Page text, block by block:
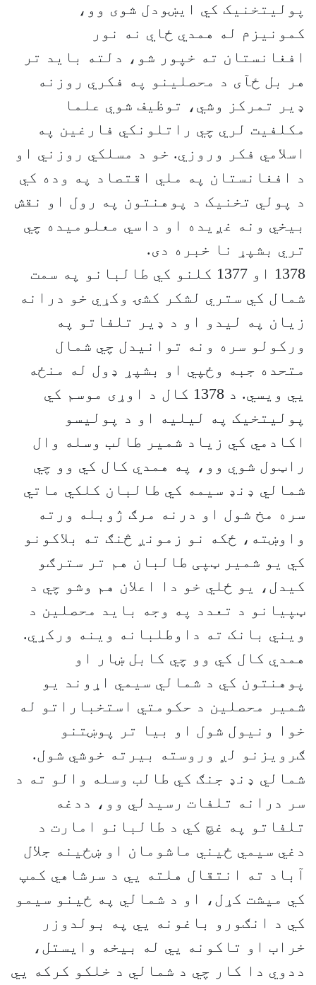
پولیتخنیک کي ایښودل شوی وو،
کمونیزم له همدي ځاي نه نور
افغانستان ته خپور شو، دلته باید تر
هر بل ځآی د محصلینو په فکري روزنه
ډیر تمرکز وشي، توظیف شوي علما
مکلفیت لري چي راتلونکي فارغین په
اسلامي فکر وروزي. خو د مسلکي روزني او
د افغانستان په ملي اقتصاد په وده کي
د پولي تخنیک د پوهنتون په رول او نقش
بیخي ونه غږیده او داسي معلومیده چي
تري بشپړ نا خبره دی.
1378 او 1377 کلنو کي طالبانو په سمت
شمال کي ستري لشکر کشۍ وکړي خو درانه
زیان په لیدو او د ډیر تلفاتو په
ورکولو سره ونه توانیدل چي شمال
متحده جبه وځپي او بشپړ ډول له منځه
يي ویسي. د 1378 کال د اوړی موسم کي
پولیتخیک په لیلیه او د پولیسو
اکادمي کي زیاد شمیر طالب وسله وال
راټول شوي وو، په همدي کال کي وو چي
شمالي ډنډ سیمه کي طالبان کلکي ماتي
سره مخ شول او درنه مرګ ژوبله ورته
واوښته، ځکه نو زمونږ څنګ ته بلاکونو
کي یو شمیر ټپی طالبان هم تر سترګو
کیدل، یو ځلي خو دا اعلان هم وشو چي د
ټپیانو د تعدد په وجه باید محصلین د
ویني بانک ته داوطلبانه وینه ورکړي.
همدي کال کي وو چي کابل ښار او
پوهنتون کي د شمالي سیمي اړوند یو
شمیر محصلین د حکومتي استخباراتو له
خوا ونیول شول او بیا تر پوښتنو
ګرویزنو لږ وروسته بیرته خوشي شول.
شمالي ډنډ جنګ کي طالب وسله والو ته د
سر درانه تلفات رسیدلي وو، ددغه
تلفاتو په غچ کي د طالبانو امارت د
دغي سیمي ځیني ماشومان او ښځینه جلال
آباد ته انتقال هلته يي د سرشاهي کمپ
کي میشت کړل، او د شمالي په ځینو سیمو
کي د انګورو باغونه يي په بولدوزر
خراب او تاکونه يي له بیخه وایستل،
ددوي دا کار چي د شمالي د خلکو کرکه يي